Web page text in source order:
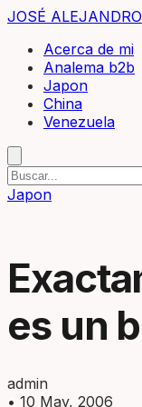
JOSÉ
Acerca de mi
Analema b2b
Japon
China
Venezuela
Japon
es un
admin
• 10 May, 2006